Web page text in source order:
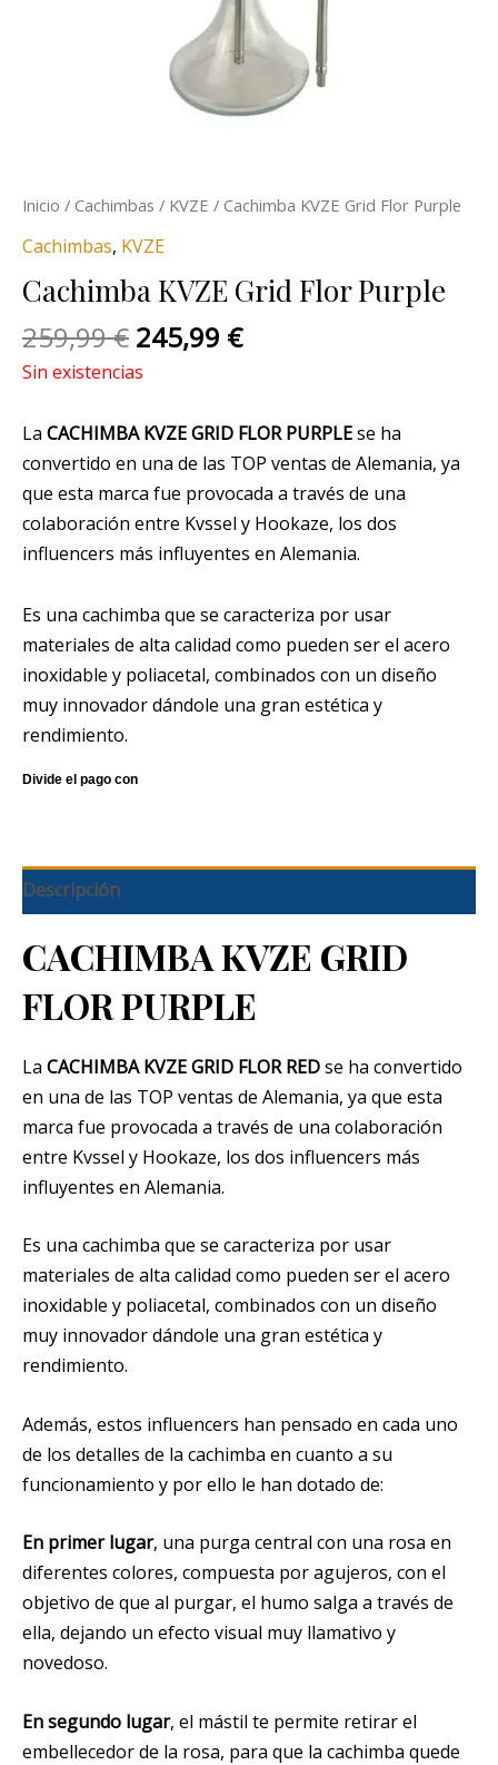
Inicio / Cachimbas / KVZE / Cachimba KVZE Grid Flor Purple
Cachimbas, KVZE
Cachimba KVZE Grid Flor Purple
259,99€ 245,99 €
Sin existencias
La CACHIMBA KVZE GRID FLOR PURPLEse ha
convertido en una de las TOP ventas de Alemania, ya
que esta marca fue provocada a través de una
colaboración entre Kvssel y Hookaze, los dos
influencers más influyentes en Alemania.
Es una cachimba que se caracteriza por usar
materiales de alta calidad como pueden ser el acero
inoxidable y poliacetal, combinados con un diseño
muy innovador dándole una gran estética y
rendimiento.
Descripción
CACHIMBAKVZE GRID
FLOR PURPLE
La CACHIMBA KVZE GRID FLOR REDse ha convertido
en una de las TOP ventas de Alemania, ya que esta
marca fue provocada a través de una colaboración
entre Kvssel y Hookaze, los dos influencers más
influyentes en Alemania.
Es una cachimba que se caracteriza por usar
materiales de alta calidad como pueden ser el acero
inoxidable y poliacetal, combinados con un diseño
muy innovador dándole una gran estética y
rendimiento.
Además, estos influencers han pensado en cada uno
de los detalles de la cachimba en cuanto a su
funcionamiento y por ello le han dotado de:
En primer lugar, una purga central con una rosa en
diferentes colores, compuesta por agujeros, con el
objetivo de que al purgar, el humo salga a través de
ella, dejando un efecto visual muy llamativo y
novedoso.
En segundo lugar, el mástil te permite retirar el
embellecedor de la rosa, para que la cachimba quede